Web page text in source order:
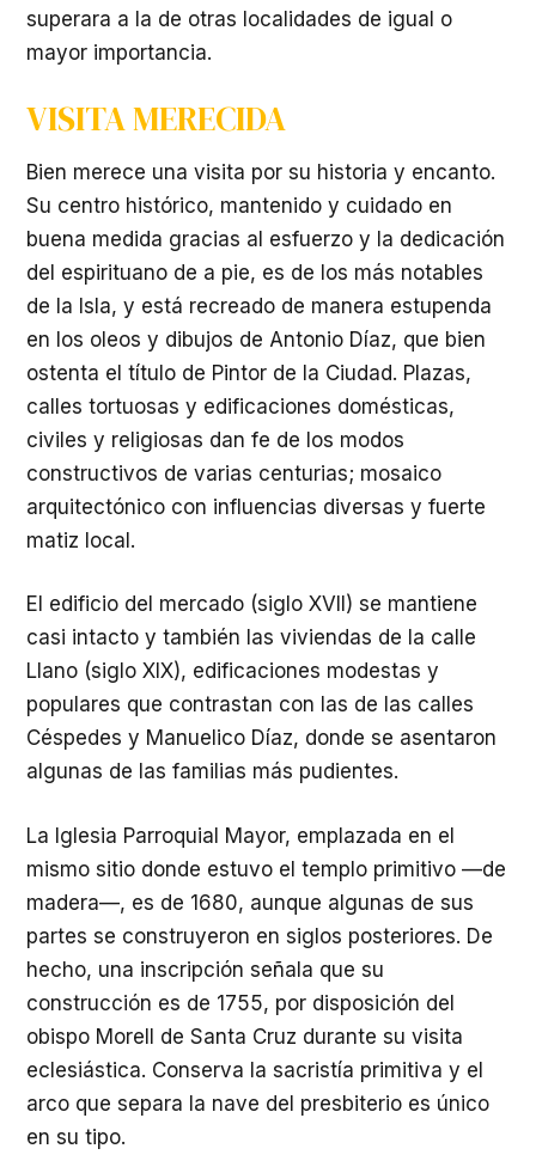
superara a la de otras localidades de igual o
mayor importancia.
VISITA MERECIDA
Bien merece una visita por su historia y encanto.
Su centro histórico, mantenido y cuidado en
buena medida gracias al esfuerzo y la dedicación
del espirituano de a pie, es de los más notables
de la Isla, y está recreado de manera estupenda
en los oleos y dibujos de Antonio Díaz, que bien
ostenta el título de Pintor de la Ciudad. Plazas,
calles tortuosas y edificaciones domésticas,
civiles y religiosas dan fe de los modos
constructivos de varias centurias; mosaico
arquitectónico con influencias diversas y fuerte
matiz local.
El edificio del mercado (siglo XVII) se mantiene
casi intacto y también las viviendas de la calle
Llano (siglo XIX), edificaciones modestas y
populares que contrastan con las de las calles
Céspedes y Manuelico Díaz, donde se asentaron
algunas de las familias más pudientes.
La Iglesia Parroquial Mayor, emplazada en el
mismo sitio donde estuvo el templo primitivo —de
madera—, es de 1680, aunque algunas de sus
partes se construyeron en siglos posteriores. De
hecho, una inscripción señala que su
construcción es de 1755, por disposición del
obispo Morell de Santa Cruz durante su visita
eclesiástica. Conserva la sacristía primitiva y el
arco que separa la nave del presbiterio es único
en su tipo.